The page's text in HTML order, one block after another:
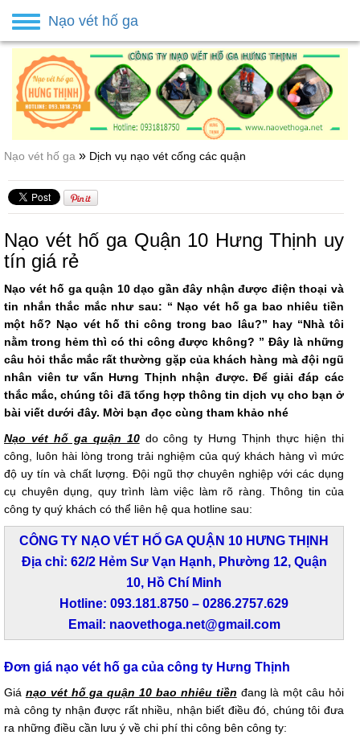
Nạo vét hố ga » Dịch vụ nạo vét cống các quận
Nạo vét hố ga Quận 10 Hưng Thịnh uy
tín giá rẻ
Nạo vét hố ga quận 10 dạo gần đây nhận được điện thoại và
tin nhắn thắc mắc như sau: “ Nạo vét hố ga bao nhiêu tiền
một hố? Nạo vét hố thi công trong bao lâu?” hay “Nhà tôi
nằm trong hẻm thì có thi công được không? ” Đây là những
câu hỏi thắc mắc rất thường gặp của khách hàng mà đội ngũ
nhân viên tư vấn Hưng Thịnh nhận được. Để giải đáp các
thắc mắc, chúng tôi đã tổng hợp thông tin dịch vụ cho bạn ở
bài viết dưới đây. Mời bạn đọc cùng tham khảo nhé
Nạo vét hố ga quận 10do công ty Hưng Thịnh thực hiện thi
công, luôn hài lòng trong trải nghiệm của quý khách hàng vì mức
độ uy tín và chất lượng. Đội ngũ thợ chuyên nghiệp với các dụng
cụ chuyên dụng, quy trình làm việc làm rõ ràng. Thông tin của
công ty quý khách có thể liên hệ qua hotline sau:
CÔNG TY NẠO VÉT HỐ GA QUẬN 10 HƯNG THỊNH
Địa chỉ: 62/2 Hẻm Sư Vạn Hạnh, Phường 12, Quận
10, Hồ Chí Minh
Hotline: 093.181.8750 – 0286.2757.629
Email: naovethoga.net@gmail.com
Đơn giá nạo vét hố ga của công ty Hưng Thịnh
Giá nạo vét hố ga quận 10 bao nhiêu tiền đang là một câu hỏi
mà công ty nhận được rất nhiều, nhận biết điều đó, chúng tôi đưa
ra những điều cần lưu ý về chi phí thi công bên công ty:
Toggle
navigation
Nạo vét hố ga